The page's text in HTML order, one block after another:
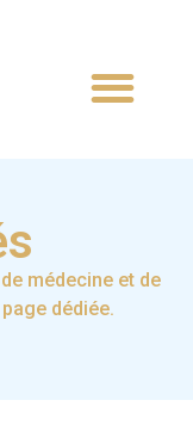
médecine et de
dédiée.